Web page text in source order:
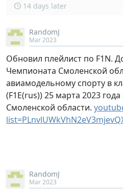
14 days later
RandomJ
Mar 2023
Обновил плейлист по F1N.
Чемпионата Смоленской
авиамодельному спорту в
(F1E(rus)) 25 марта 2023
Смоленской области.
RandomJ
Mar 2023